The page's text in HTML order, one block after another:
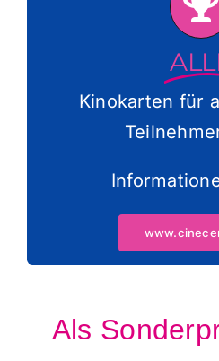
Kinokarten für
Als